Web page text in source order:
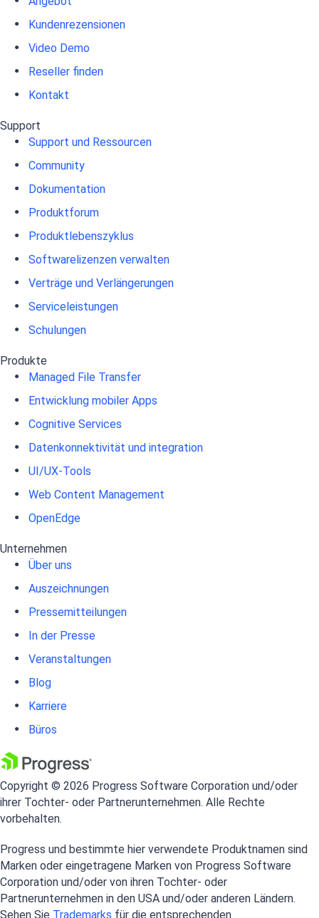
Kundenrezensionen
Video Demo
Reseller finden
Kontakt
Support
Support und Ressourcen
Community
Dokumentation
Produktforum
Produktlebenszyklus
Softwarelizenzen verwalten
Verträge und Verlängerungen
Serviceleistungen
Schulungen
Produkte
Managed File Transfer
Entwicklung mobiler Apps
Cognitive Services
Datenkonnektivität und integration
UI/UX-Tools
Web Content Management
OpenEdge
Unternehmen
Über uns
Auszeichnungen
Pressemitteilungen
In der Presse
Veranstaltungen
Blog
Karriere
Büros
Copyright © 2026 Progress Software Corporation und/oder
ihrer Tochter- oder Partnerunternehmen. Alle Rechte
vorbehalten.
Progress und bestimmte hier verwendete Produktnamen sind
Marken oder eingetragene Marken von Progress Software
Corporation und/oder von ihren Tochter- oder
Partnerunternehmen in den USA und/oder anderen Ländern.
Sehen Sie Trademarks für die entsprechenden